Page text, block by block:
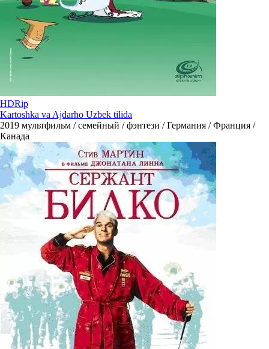
HDRip
Kartoshka va Ajdarho Uzbek tilida
2019 мультфильм / семейный / фэнтези / Германия / Франция /
Канада